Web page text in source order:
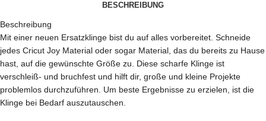
BESCHREIBUNG
Beschreibung
Mit einer neuen Ersatzklinge bist du auf alles vorbereitet. Schneide
jedes Cricut Joy Material oder sogar Material, das du bereits zu Hause
hast, auf die gewünschte Größe zu. Diese scharfe Klinge ist
verschleiß- und bruchfest und hilft dir, große und kleine Projekte
problemlos durchzuführen. Um beste Ergebnisse zu erzielen, ist die
Klinge bei Bedarf auszutauschen.